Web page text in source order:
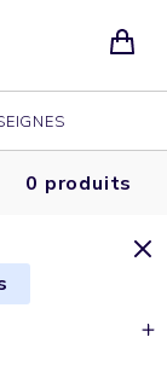
0 produits